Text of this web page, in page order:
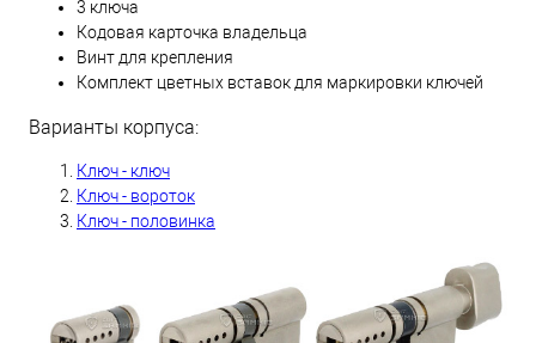
3 ключа
Кодовая карточка владельца
Винт для крепления
Комплект цветных вставок для маркировки ключей
Варианты корпуса:
Ключ - ключ
Ключ - вороток
Ключ - половинка